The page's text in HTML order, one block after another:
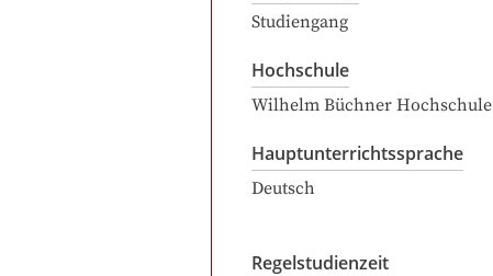
Studiengang
Hochschule
Wilhelm Büchner Hochschule
Hauptunterrichtssprache
Deutsch
Regelstudienzeit